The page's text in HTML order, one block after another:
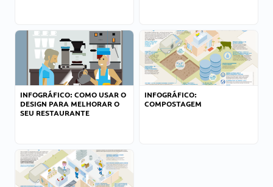
INFOGRÁFICO: COMO USAR O
DESIGN PARA MELHORAR O
SEU RESTAURANTE
INFOGRÁFICO:
COMPOSTAGEM